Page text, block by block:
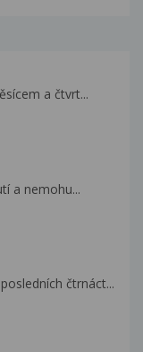
a čtvrt...
a nemohu...
čtrnáct...